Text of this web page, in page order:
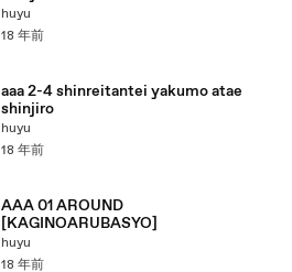
huyu
18 年前
aaa 2-4 shinreitantei yakumo atae
shinjiro
huyu
18 年前
AAA 01 AROUND
[KAGINOARUBASYO]
huyu
18 年前